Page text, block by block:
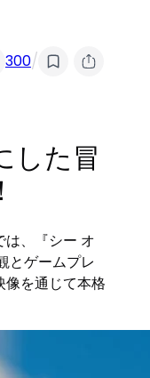
300/
した冒
、『シー オ
とゲームプレ
像を通じて本格